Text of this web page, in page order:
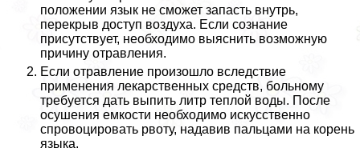
положении язык не сможет запасть внутрь,
перекрыв доступ воздуха. Если сознание
присутствует, необходимо выяснить возможную
причину отравления.
Если отравление произошло вследствие
применения лекарственных средств, больному
требуется дать выпить литр теплой воды. После
осушения емкости необходимо искусственно
спровоцировать рвоту, надавив пальцами на корень
языка.